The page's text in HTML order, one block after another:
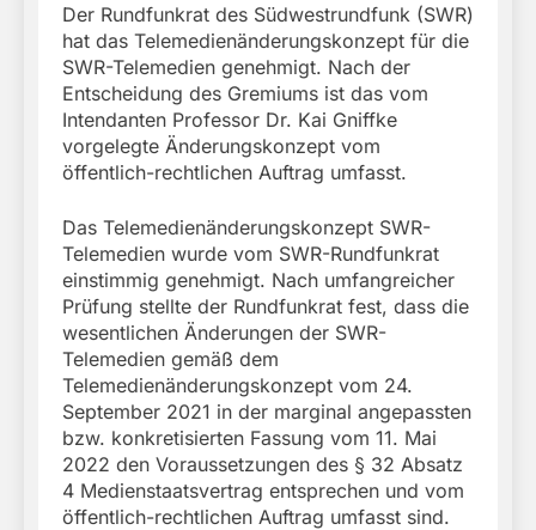
Der Rundfunkrat des Südwestrundfunk (SWR)
hat das Telemedienänderungskonzept für die
SWR-Telemedien genehmigt. Nach der
Entscheidung des Gremiums ist das vom
Intendanten Professor Dr. Kai Gniffke
vorgelegte Änderungskonzept vom
öffentlich-rechtlichen Auftrag umfasst.
Das Telemedienänderungskonzept SWR-
Telemedien wurde vom SWR-Rundfunkrat
einstimmig genehmigt. Nach umfangreicher
Prüfung stellte der Rundfunkrat fest, dass die
wesentlichen Änderungen der SWR-
Telemedien gemäß dem
Telemedienänderungskonzept vom 24.
September 2021 in der marginal angepassten
bzw. konkretisierten Fassung vom 11. Mai
2022 den Voraussetzungen des § 32 Absatz
4 Medienstaatsvertrag entsprechen und vom
öffentlich-rechtlichen Auftrag umfasst sind.